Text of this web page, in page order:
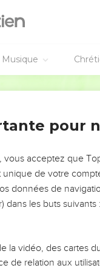
Musique
Biblical Literature and
לִשְׁלֹ֫מֹ֥ה אִם־יְהוָ֤ה ׀
pour
vous acceptez que
de votre
données de
dans les buts suivants :
la vidéo, des cartes
de relation aux